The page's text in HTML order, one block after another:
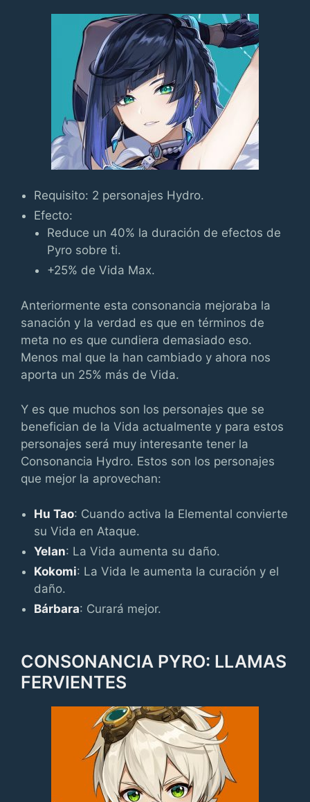
Requisito: 2 personajes Hydro.
Efecto:
Reduce un 40% la duración de efectos de
Pyro sobre ti.
+25% de Vida Max.
Anteriormente esta consonancia mejoraba la
sanación y la verdad es que en términos de
meta no es que cundiera demasiado eso.
Menos mal que la han cambiado y ahora nos
aporta un 25% más de Vida.
Y es que muchos son los personajes que se
benefician de la Vida actualmente y para estos
personajes será muy interesante tener la
Consonancia Hydro. Estos son los personajes
que mejor la aprovechan:
Hu Tao: Cuando activa la Elemental convierte
su Vida en Ataque.
Yelan: La Vida aumenta su daño.
Kokomi: La Vida le aumenta la curación y el
daño.
Bárbara: Curará mejor.
CONSONANCIA PYRO: LLAMAS
FERVIENTES